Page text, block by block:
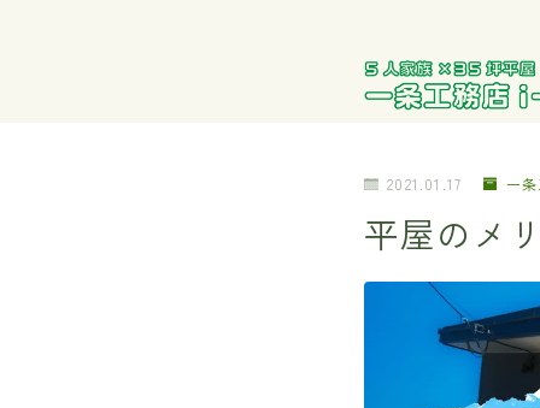
2021.01.17 一
平屋のメ